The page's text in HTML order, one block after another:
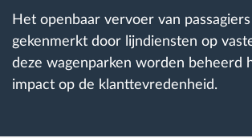
Routeplanning en -monitoring
Automatische
Het openbaar vervoer van
gekenmerkt door lijndiensten op
deze wagenparken worden beheerd
impact op de klanttevredenheid.